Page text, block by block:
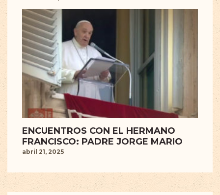
ENCUENTROS CON EL HERMANO
FRANCISCO: PADRE JORGE MARIO
abril 21, 2025